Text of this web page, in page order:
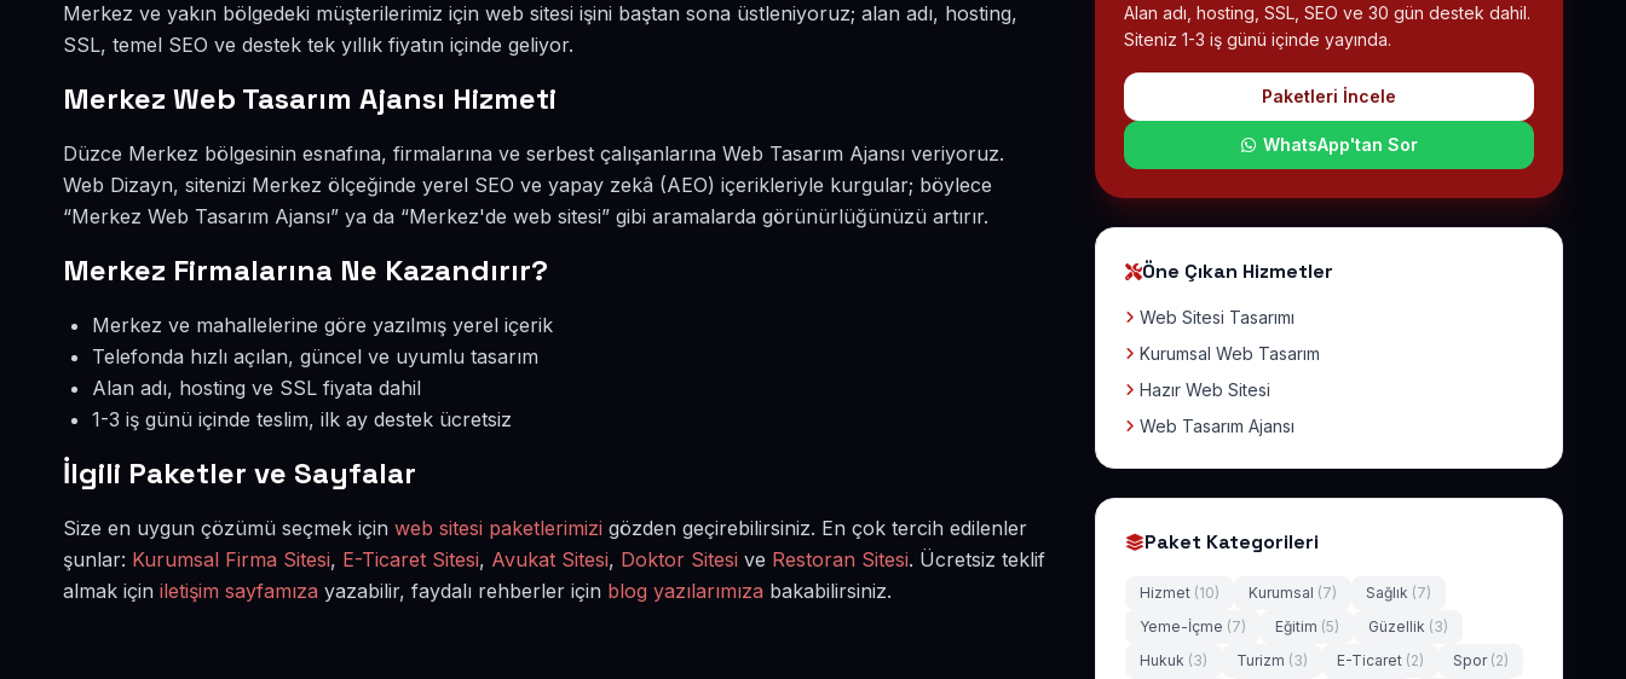
Merkez ve yakın bölgedeki müşterilerimiz için web sitesi işini baştan sona üstleniyoruz; alan adı, hosting,
SSL, temel SEO ve destek tek yıllık fiyatın içinde geliyor.
Merkez Web Tasarım Ajansı Hizmeti
Düzce Merkez bölgesinin esnafına, firmalarına ve serbest çalışanlarına Web Tasarım Ajansı veriyoruz.
Web Dizayn, sitenizi Merkez ölçeğinde yerel SEO ve yapay zekâ (AEO) içerikleriyle kurgular; böylece
“Merkez Web Tasarım Ajansı” ya da “Merkez'de web sitesi” gibi aramalarda görünürlüğünüzü artırır.
Merkez Firmalarına Ne Kazandırır?
Merkez ve mahallelerine göre yazılmış yerel içerik
Telefonda hızlı açılan, güncel ve uyumlu tasarım
Alan adı, hosting ve SSL fiyata dahil
1-3 iş günü içinde teslim, ilk ay destek ücretsiz
İlgili Paketler ve Sayfalar
Size en uygun çözümü seçmek için web sitesi paketlerimizi gözden geçirebilirsiniz. En çok tercih edilenler
şunlar: Kurumsal Firma Sitesi, E-Ticaret Sitesi, Avukat Sitesi, Doktor Sitesi ve Restoran Sitesi. Ücretsiz teklif
almak için iletişim sayfamıza yazabilir, faydalı rehberler için blog yazılarımıza bakabilirsiniz.
Alan adı, hosting, SSL, SEO ve 30 gün destek dahil.
Siteniz 1-3 iş günü içinde yayında.
Paketleri İncele
WhatsApp'tan Sor
Öne Çıkan Hizmetler
Web Sitesi Tasarımı
Kurumsal Web Tasarım
Hazır Web Sitesi
Web Tasarım Ajansı
Paket Kategorileri
Hizmet (10) Kurumsal (7) Sağlık (7)
Yeme-İçme (7) Eğitim (5) Güzellik (3)
Hukuk (3) Turizm (3) E-Ticaret (2) Spor (2)